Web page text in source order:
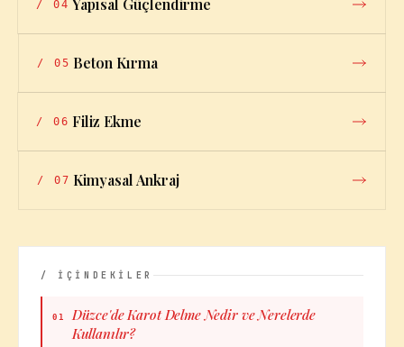
/ 04 Yapısal Güçlendirme
/ 05 Beton Kırma
/ 06 Filiz Ekme
/ 07 Kimyasal Ankraj
/ İÇİNDEKİLER
01
Düzce'de Karot Delme Nedir ve Nerelerde
Kullanılır?